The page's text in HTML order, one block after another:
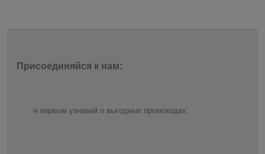
Присоединяйся к нам:
и первым узнавай о выгодных промокодах;